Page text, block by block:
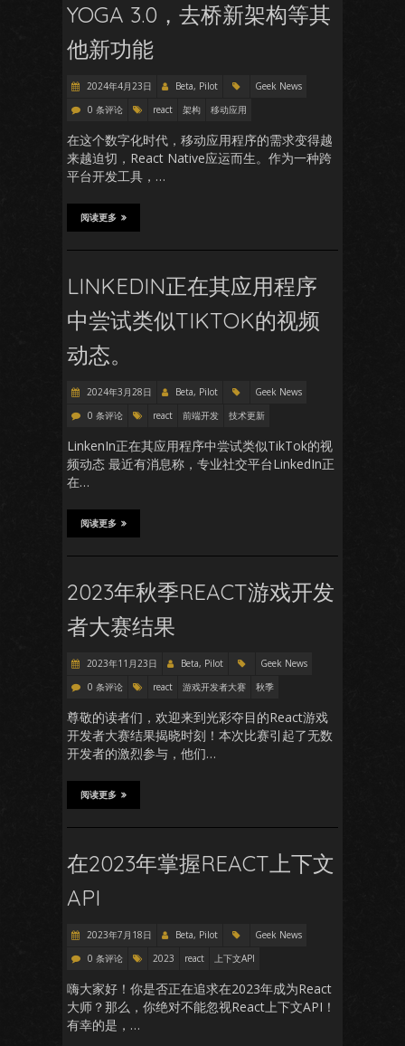
YOGA 3.0，去桥新架构等其
他新功能
2024年4月23日 Beta, Pilot
Geek News
0 条评论
react 架构 移动应用
在这个数字化时代，移动应用程序的需求变得越
来越迫切，React Native应运而生。作为一种跨
平台开发工具，…
阅读更多
LINKEDIN正在其应用程序
中尝试类似TIKTOK的视频
动态。
2024年3月28日 Beta, Pilot
Geek News
0 条评论
react 前端开发 技术更新
LinkenIn正在其应用程序中尝试类似TikTok的视
频动态 最近有消息称，专业社交平台LinkedIn正
在…
阅读更多
2023年秋季REACT游戏开发
者大赛结果
2023年11月23日 Beta, Pilot
Geek News
0 条评论
react 游戏开发者大赛 秋季
尊敬的读者们，欢迎来到光彩夺目的React游戏
开发者大赛结果揭晓时刻！本次比赛引起了无数
开发者的激烈参与，他们…
阅读更多
在2023年掌握REACT上下文
API
2023年7月18日 Beta, Pilot
Geek News
0 条评论
2023 react 上下文API
嗨大家好！你是否正在追求在2023年成为React
大师？那么，你绝对不能忽视React上下文API！
有幸的是，…